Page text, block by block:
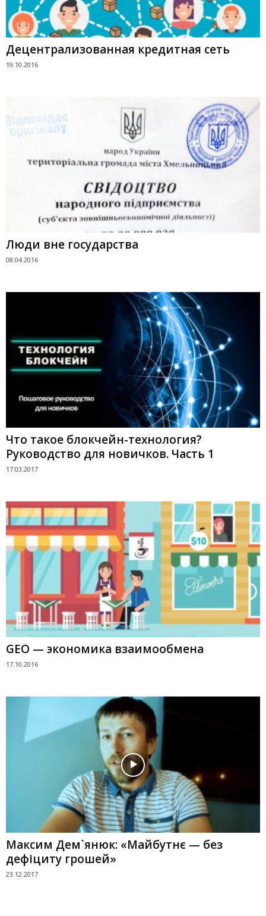
Децентрализованная кредитная сеть
19.10.2016
Люди вне государства
08.04.2016
Что такое блокчейн-технология?
Руководство для новичков. Часть 1
17.03.2017
GEO — экономика взаимообмена
17.10.2016
Максим Дем`янюк: «Майбутнє — без
дефіциту грошей»
23.12.2017